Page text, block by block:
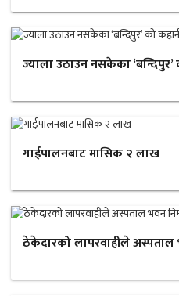
ज्याला उठाउन नसकेका ‘बन्दिपुर’
गाईपालनबाट मासिक २ लाख
ठेकेदारको लापरवाहीले अस्पताल